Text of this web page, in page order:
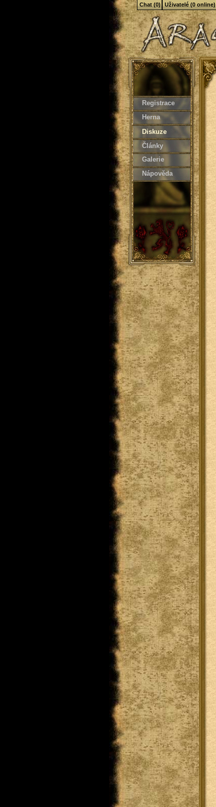
Registrace
Herna
Diskuze
Články
Galerie
Nápověda
Chat (0) Uživatelé (0 online)